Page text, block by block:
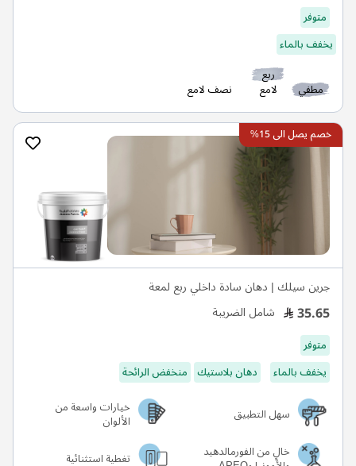
متوفر
يخفف بالماء
مطفي
ربع
لامع نصف لامع
خصم يصل الى 15%
جرين سيلك | دهان سادة داخلي ربع لمعة
35.65 شامل الضريبة
متوفر
يخفف بالماء
دهان بلاستيك منخفض الرائحة
سهل التطبيق
خيارات واسعة من
الألوان
خالٍ من الفورمالدهيد
تغطية استثنائية